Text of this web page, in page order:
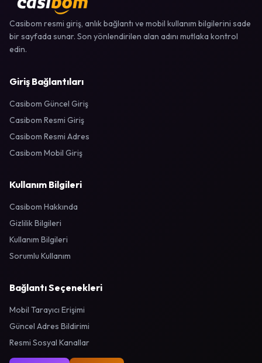
Casibom resmi giriş, anlık bağlantı ve mobil kullanım bilgilerini sade
bir sayfada sunar. Son yönlendirilen alan adını mutlaka kontrol
edin.
Giriş Bağlantıları
Casibom Güncel Giriş
Casibom Resmi Giriş
Casibom Resmi Adres
Casibom Mobil Giriş
Kullanım Bilgileri
Casibom Hakkında
Gizlilik Bilgileri
Kullanım Bilgileri
Sorumlu Kullanım
Bağlantı Seçenekleri
Mobil Tarayıcı Erişimi
Güncel Adres Bildirimi
Resmi Sosyal Kanallar